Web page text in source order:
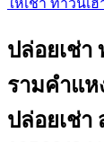
ปล่อยเช่
รามคำแห
ปล่อยเช่า